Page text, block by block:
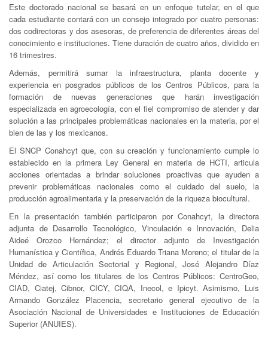
Este doctorado nacional se basará en un enfoque tutelar, en el que
cada estudiante contará con un consejo integrado por cuatro personas:
dos codirectoras y dos asesoras, de preferencia de diferentes áreas del
conocimiento e instituciones. Tiene duración de cuatro años, dividido en
16 trimestres.
Además, permitirá sumar la infraestructura, planta docente y
experiencia en posgrados públicos de los Centros Públicos, para la
formación de nuevas generaciones que harán investigación
especializada en agroecología, con el fiel compromiso de atender y dar
solución a las principales problemáticas nacionales en la materia, por el
bien de las y los mexicanos.
El SNCP Conahcyt que, con su creación y funcionamiento cumple lo
establecido en la primera Ley General en materia de HCTI, articula
acciones orientadas a brindar soluciones proactivas que ayuden a
prevenir problemáticas nacionales como el cuidado del suelo, la
producción agroalimentaria y la preservación de la riqueza biocultural.
En la presentación también participaron por Conahcyt, la directora
adjunta de Desarrollo Tecnológico, Vinculación e Innovación, Delia
Aideé Orozco Hernández; el director adjunto de Investigación
Humanística y Científica, Andrés Eduardo Triana Moreno; el titular de la
Unidad de Articulación Sectorial y Regional, José Alejandro Díaz
Méndez, así como los titulares de los Centros Públicos: CentroGeo,
CIAD, Ciatej, Cibnor, CICY, CIQA, Inecol, e Ipicyt. Asimismo, Luis
Armando González Placencia, secretario general ejecutivo de la
Asociación Nacional de Universidades e Instituciones de Educación
Superior (ANUIES).